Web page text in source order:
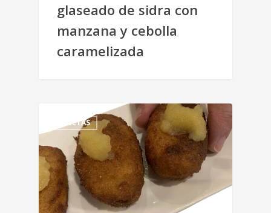
glaseado de sidra con
manzana y cebolla
caramelizada
RECETAS